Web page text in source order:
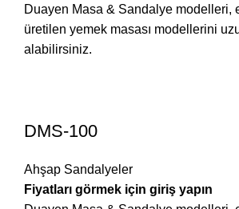
Duayen Masa & Sandalye modelleri,
üretilen yemek masası modellerini
alabilirsiniz.
DMS-100
Ahşap Sandalyeler
Fiyatları görmek için giriş yapın